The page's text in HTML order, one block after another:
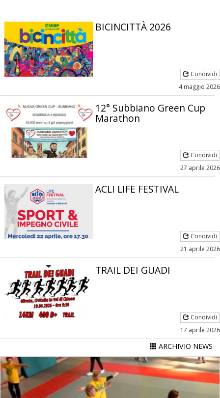
BICINCITTÀ 2026
Condividi
4 maggio 2026
12° Subbiano Green Cup
Marathon
Condividi
27 aprile 2026
ACLI LIFE FESTIVAL
Condividi
21 aprile 2026
TRAIL DEI GUADI
Condividi
17 aprile 2026
ARCHIVIO NEWS